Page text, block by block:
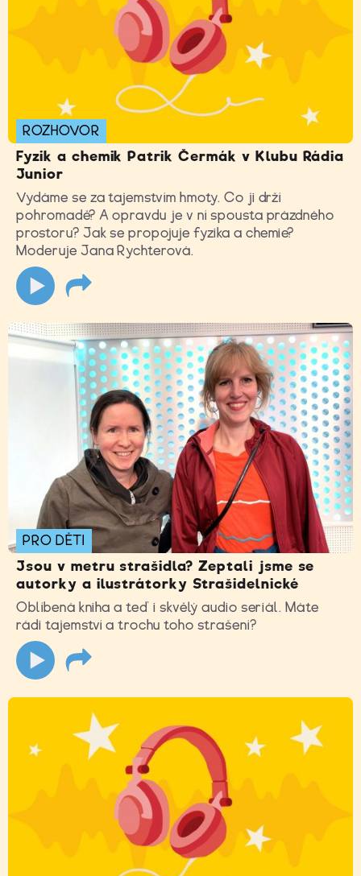
ROZHOVOR
Fyzik a chemik Patrik Čermák v Klubu Rádia
Junior
Vydáme se za tajemstvím hmoty. Co ji drží
pohromadě? A opravdu je v ní spousta prázdného
prostoru? Jak se propojuje fyzika a chemie?
Moderuje Jana Rychterová.
PRO DĚTI
Jsou v metru strašidla? Zeptali jsme se
autorky a ilustrátorky Strašidelnické
Oblíbená kniha a teď i skvělý audio seriál. Máte
rádi tajemství a trochu toho strašení?